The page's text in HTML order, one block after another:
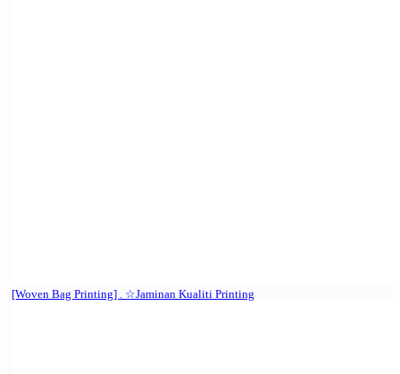
[Woven Bag Printing] . ☆Jaminan Kualiti Printing